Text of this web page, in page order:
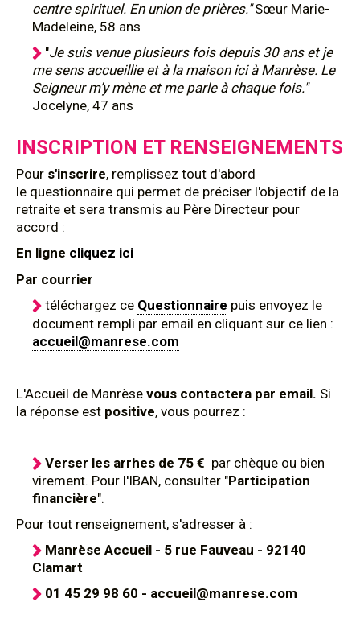
centre spirituel. En union de prières."Sœur Marie-
Madeleine, 58 ans
"Je suis venue plusieurs fois depuis 30 ans et je
me sens accueillie et à la maison ici à Manrèse. Le
Seigneur m’y mène et me parle à chaque fois."
Jocelyne, 47 ans
INSCRIPTION ET RENSEIGNEMENTS
Pour s'inscrire, remplissez tout d'abord
le questionnaire qui permet de préciser l'objectif de la
retraite et sera transmis au Père Directeur pour
accord :
En ligne cliquez ici
Par courrier
téléchargez ce Questionnaire puis envoyez le
document rempli par email en cliquant sur ce lien :
accueil@manrese.com
L'Accueil de Manrèse vous contactera par email. Si
la réponse est positive, vous pourrez :
Verser les arrhes de 75 € par chèque ou bien
virement. Pour l'IBAN, consulter "Participation
financière".
Pour tout renseignement, s'adresser à :
Manrèse Accueil - 5 rue Fauveau - 92140
Clamart
01 45 29 98 60 - accueil@manrese.com